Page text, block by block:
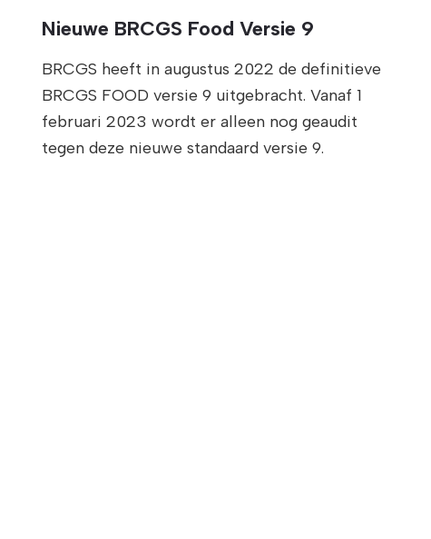
Nieuwe BRCGS Food Versie 9
BRCGS heeft in augustus 2022 de definitieve
BRCGS FOOD versie 9 uitgebracht. Vanaf 1
februari 2023 wordt er alleen nog geaudit
tegen deze nieuwe standaard versie 9.